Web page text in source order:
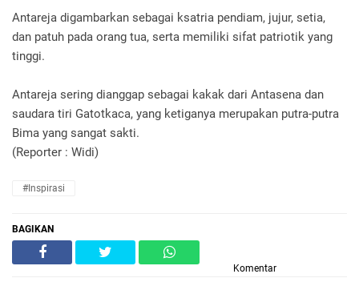
Antareja digambarkan sebagai ksatria pendiam, jujur, setia,
dan patuh pada orang tua, serta memiliki sifat patriotik yang
tinggi.
Antareja sering dianggap sebagai kakak dari Antasena dan
saudara tiri Gatotkaca, yang ketiganya merupakan putra-putra
Bima yang sangat sakti.
(Reporter : Widi)
#Inspirasi
BAGIKAN
Komentar